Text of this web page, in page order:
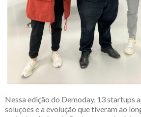
Nessa edição do Demoday, 13 startups
soluções e a evolução que tiveram ao